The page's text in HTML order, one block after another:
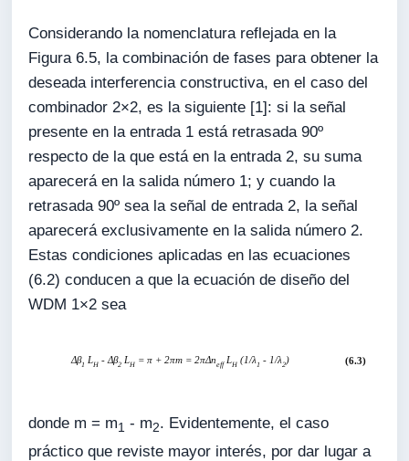
Considerando la nomenclatura reflejada en la
Figura 6.5, la combinación de fases para obtener la
deseada interferencia constructiva, en el caso del
combinador 2×2, es la siguiente [1]: si la señal
presente en la entrada 1 está retrasada 90º
respecto de la que está en la entrada 2, su suma
aparecerá en la salida número 1; y cuando la
retrasada 90º sea la señal de entrada 2, la señal
aparecerá exclusivamente en la salida número 2.
Estas condiciones aplicadas en las ecuaciones
(6.2) conducen a que la ecuación de diseño del
WDM 1×2 sea
donde m = m1 - m2. Evidentemente, el caso
práctico que reviste mayor interés, por dar lugar a